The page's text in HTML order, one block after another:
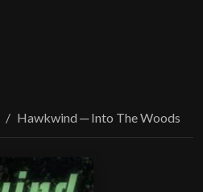
Hawkwind ─ Into The Woods